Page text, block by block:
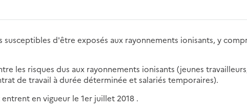
d'être exposés aux rayonnements ionisants, y
les risques dus aux rayonnements ionisants (jeunes
de travail à durée déterminée et salariés temporaires).
en vigueur le 1er juillet 2018 .